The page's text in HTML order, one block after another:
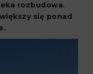
rozbudowa.
się ponad